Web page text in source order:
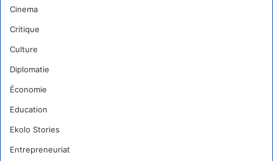
Cinema
Critique
Culture
Diplomatie
Économie
Education
Ekolo Stories
Entrepreneuriat